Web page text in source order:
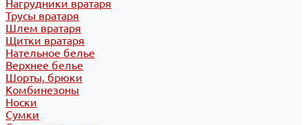
Нагрудники вратаря
Трусы вратаря
Шлем вратаря
Щитки вратаря
Нательное белье
Верхнее белье
Шорты, брюки
Комбинезоны
Носки
Сумки